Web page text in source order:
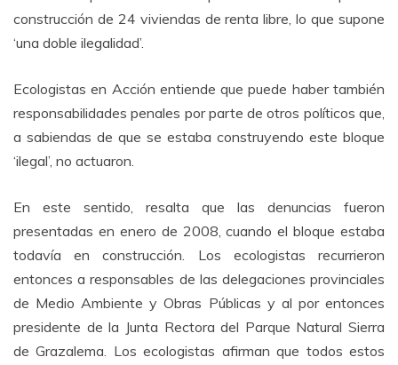
construcción de 24 viviendas de renta libre, lo que supone
‘una doble ilegalidad’.
Ecologistas en Acción entiende que puede haber también
responsabilidades penales por parte de otros políticos que,
a sabiendas de que se estaba construyendo este bloque
‘ilegal’, no actuaron.
En este sentido, resalta que las denuncias fueron
presentadas en enero de 2008, cuando el bloque estaba
todavía en construcción. Los ecologistas recurrieron
entonces a responsables de las delegaciones provinciales
de Medio Ambiente y Obras Públicas y al por entonces
presidente de la Junta Rectora del Parque Natural Sierra
de Grazalema. Los ecologistas afirman que todos estos